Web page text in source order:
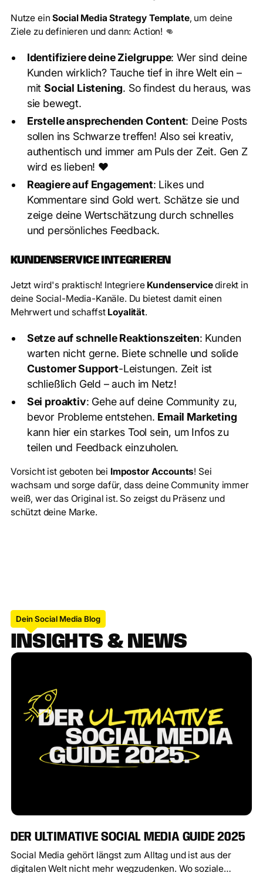
Nutze einSocial Media Strategy Template, um deine
Ziele zu definieren und dann: Action! 👊
Identifiziere deine Zielgruppe: Wer sind deine
Kunden wirklich? Tauche tief in ihre Welt ein –
mitSocial Listening. So findest du heraus, was
sie bewegt.
Erstelle ansprechenden Content: Deine Posts
sollen ins Schwarze treffen! Also sei kreativ,
authentisch und immer am Puls der Zeit. Gen Z
wird es lieben! ❤️
Reagiere auf Engagement: Likes und
Kommentare sind Gold wert. Schätze sie und
zeige deine Wertschätzung durch schnelles
und persönliches Feedback.
KUNDENSERVICE INTEGRIEREN
Jetzt wird's praktisch! Integriere Kundenservicedirekt in
deine Social-Media-Kanäle. Du bietest damit einen
Mehrwert und schaffst Loyalität.
Setze auf schnelle Reaktionszeiten: Kunden
warten nicht gerne. Biete schnelle und solide
Customer Support-Leistungen. Zeit ist
schließlich Geld – auch im Netz!
Sei proaktiv: Gehe auf deine Community zu,
bevor Probleme entstehen. Email Marketing
kann hier ein starkes Tool sein, um Infos zu
teilen und Feedback einzuholen.
Vorsicht ist geboten bei Impostor Accounts! Sei
wachsam und sorge dafür, dass deine Community immer
weiß, wer das Original ist. So zeigst du Präsenz und
schützt deine Marke.
Dein Social Media Blog
INSIGHTS & NEWS
DER ULTIMATIVE SOCIAL MEDIA GUIDE 2025
Social Media gehört längst zum Alltag und ist aus der
digitalen Welt nicht mehr wegzudenken. Wo soziale